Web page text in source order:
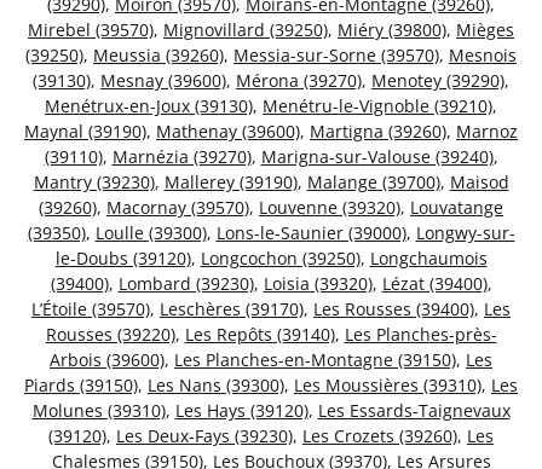
Mirebel (39570), Mignovillard (39250), Miéry (39800), Mièges
(39250), Meussia (39260), Messia-sur-Sorne (39570), Mesnois
(39130), Mesnay (39600), Mérona (39270), Menotey (39290),
Menétrux-en-Joux (39130), Menétru-le-Vignoble (39210),
Maynal (39190), Mathenay (39600), Martigna (39260), Marnoz
(39110), Marnézia (39270), Marigna-sur-Valouse (39240),
Mantry (39230), Mallerey (39190), Malange (39700), Maisod
(39260), Macornay (39570), Louvenne (39320), Louvatange
(39350), Loulle (39300), Lons-le-Saunier (39000), Longwy-sur-
le-Doubs (39120), Longcochon (39250), Longchaumois
(39400), Lombard (39230), Loisia (39320), Lézat (39400),
L’Étoile (39570), Leschères (39170), Les Rousses (39400), Les
Rousses (39220), Les Repôts (39140), Les Planches-près-
Arbois (39600), Les Planches-en-Montagne (39150), Les
Piards (39150), Les Nans (39300), Les Moussières (39310), Les
Molunes (39310), Les Hays (39120), Les Essards-Taignevaux
(39120), Les Deux-Fays (39230), Les Crozets (39260), Les
Chalesmes (39150), Les Bouchoux (39370), Les Arsures